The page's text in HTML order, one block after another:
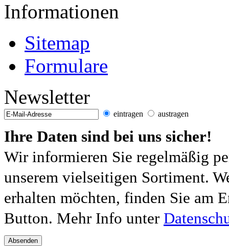
Informationen
Sitemap
Formulare
Newsletter
eintragen austragen
Ihre Daten sind bei uns sicher!
Wir informieren Sie regelmäßig
unserem vielseitigen Sortiment.
erhalten möchten, finden Sie am
Button. Mehr Info unter
Absenden